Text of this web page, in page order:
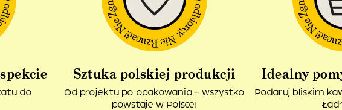
do
Sztuka polskiej produkcji
Od projektu po opakowania – wszystko
powstaje w Polsce!
Idealny
Podaruj bliskim